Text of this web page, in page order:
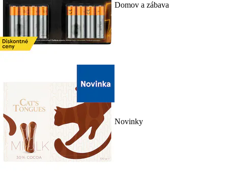
Domov a zábava
Novinky